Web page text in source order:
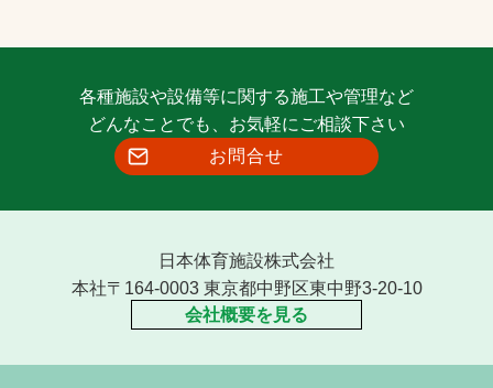
各種施設や設備等に関する施工や管理など
どんなことでも、お気軽にご相談下さい
お問合せ
日本体育施設株式会社
本社〒164-0003 東京都中野区東中野3-20-10
会社概要を見る